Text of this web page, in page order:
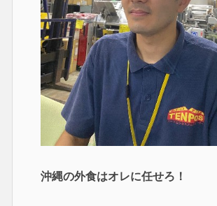
沖縄の外食はオレに任せろ！